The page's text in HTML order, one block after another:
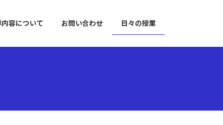
容について お問い合わせ 日々の授業